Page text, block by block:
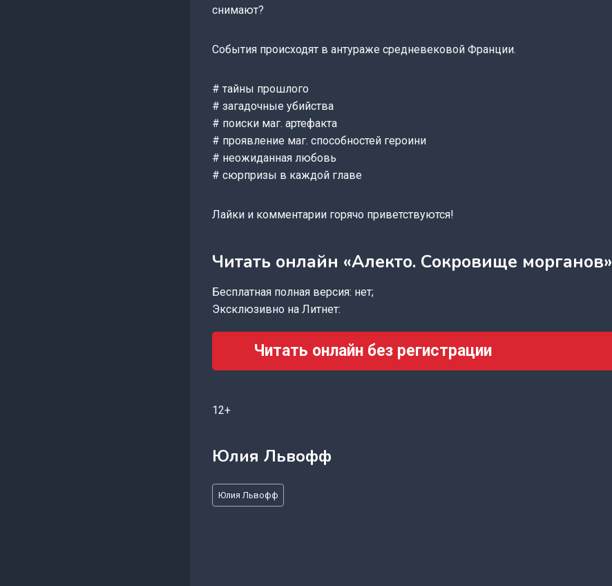
снимают?
События происходят в антураже средневековой Франции.
# тайны прошлого
# загадочные убийства
# поиски маг. артефакта
# проявление маг. способностей героини
# неожиданная любовь
# сюрпризы в каждой главе
Лайки и комментарии горячо приветствуются!
Читать онлайн «Алекто. Сокровище морганов»
Бесплатная полная версия: нет;
Эксклюзивно на Литнет:
Читать онлайн без регистрации
12+
Юлия Львофф
Метки
записи:
Юлия Львофф